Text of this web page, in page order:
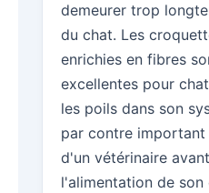
demeurer trop
du chat. Les
enrichies en fibres
excellentes pour
les poils dans son
par contre
d'un vétérinaire
l'alimentation de son